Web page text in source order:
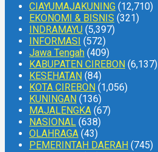
CIAYUMAJAKUNING (12,710)
EKONOMI & BISNIS (321)
INDRAMAYU (5,397)
INFORMASI (572)
Jawa Tengah (409)
KABUPATEN CIREBON (6,137)
KESEHATAN (84)
KOTA CIREBON (1,056)
KUNINGAN (136)
MAJALENGKA (67)
NASIONAL (638)
OLAHRAGA (43)
PEMERINTAH DAERAH (745)